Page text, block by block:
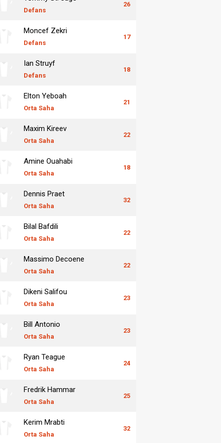
Defans
26
Moncef Zekri
Defans
17
Ian Struyf
Defans
18
Elton Yeboah
Orta Saha
21
Maxim Kireev
Orta Saha
22
Amine Ouahabi
Orta Saha
18
Dennis Praet
Orta Saha
32
Bilal Bafdili
Orta Saha
22
Massimo Decoene
Orta Saha
22
Dikeni Salifou
Orta Saha
23
Bill Antonio
Orta Saha
23
Ryan Teague
Orta Saha
24
Fredrik Hammar
Orta Saha
25
Kerim Mrabti
Orta Saha
32